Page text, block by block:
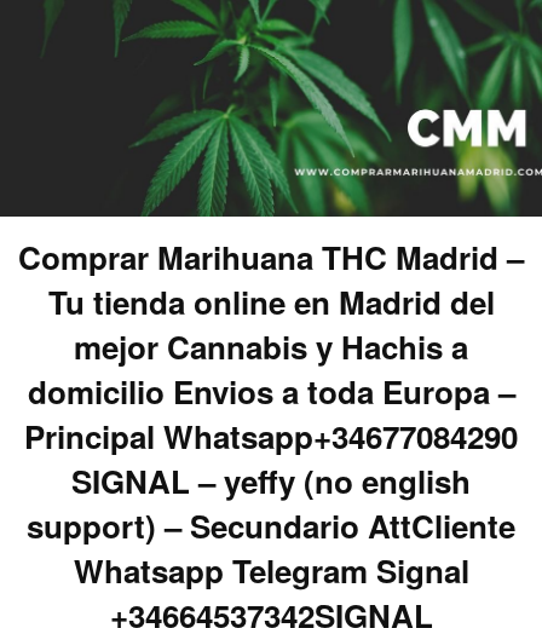
Comprar Marihuana THC Madrid –
Tu tienda online en Madrid del
mejor Cannabis y Hachis a
domicilio Envios a toda Europa –
Principal Whatsapp+34677084290
SIGNAL – yeffy (no english
support) – Secundario AttCliente
Whatsapp Telegram Signal
+34664537342SIGNAL